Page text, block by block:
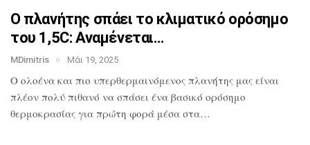
Ο πλανήτης σπάει το κλιματικό ορόσημο
του 1,5C: Αναμένεται…
MDimitris Μάι 19, 2025
O ολοένα και πιο υπερθερμαινόμενος πλανήτης μας είναι
πλέον πολύ πιθανό να σπάσει ένα βασικό ορόσημο
θερμοκρασίας για πρώτη φορά μέσα στα…